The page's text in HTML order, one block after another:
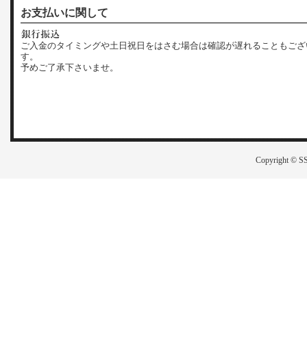
お支払いに関して
ご入金のタイミングや土日祝日をはさむ場合は確認が遅れることもご
す。
予めご了承下さいませ。
Copyright ©